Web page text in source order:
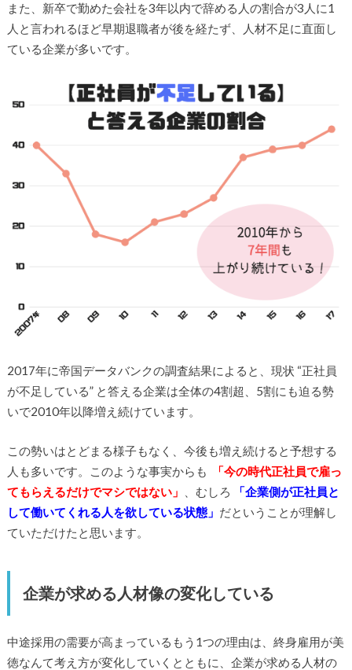
また、新卒で勤めた会社を3年以内で辞める人の割合が3人に1
人と言われるほど早期退職者が後を経たず、人材不足に直面し
ている企業が多いです。
2017年に帝国データバンクの調査結果によると、現状 “正社員
が不足している” と答える企業は全体の4割超、5割にも迫る勢
いで2010年以降増え続けています。
この勢いはとどまる様子もなく、今後も増え続けると予想する
人も多いです。このような事実からも
「今の時代正社員で雇っ
てもらえるだけでマシではない」
、むしろ
「企業側が正社員と
して働いてくれる人を欲している状態」 だということが理解し
ていただけたと思います。
企業が求める人材像の変化している
中途採用の需要が高まっているもう1つの理由は、終身雇用が美
徳なんて考え方が変化していくとともに、企業が求める人材の